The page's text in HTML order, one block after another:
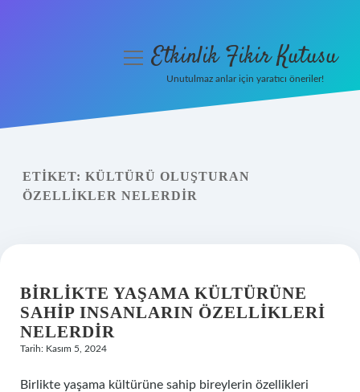
Yasal Uyarı
menüyüEtkinlik Fikir Kutusu
Unutulmaz anlar için yaratıcı öneriler!
ETIKET: KÜLTÜRÜ OLUŞTURAN
ÖZELLIKLER NELERDIR
BIRLIKTE YAŞAMA KÜLTÜRÜNE
SAHIP INSANLARIN ÖZELLIKLERI
NELERDIR
Tarih: Kasım 5, 2024
Birlikte yaşama kültürüne sahip bireylerin özellikleri